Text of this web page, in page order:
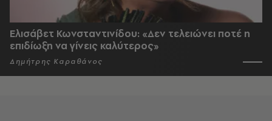
Ελισάβετ Κωνσταντινίδου: «Δεν τελειώνει ποτέ η
επιδίωξη να γίνεις καλύτερος»
Δημήτρης Καραθάνος